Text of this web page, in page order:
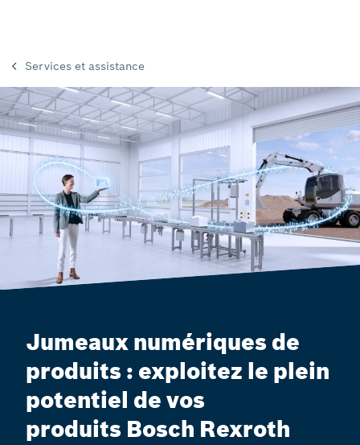
Services et assistance
Jumeaux numériques de
produits : exploitez le plein
potentiel de vos
produits Bosch Rexroth